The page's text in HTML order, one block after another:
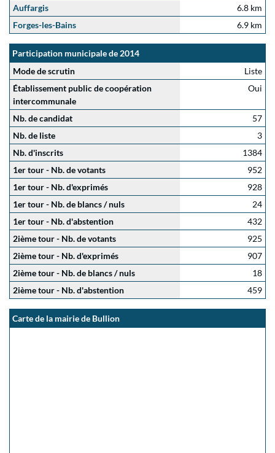
Auffargis
6.8 km
Forges-les-Bains
6.9 km
Participation municipale de 2014
Mode de scrutin
Liste
Établissement public de coopération
intercommunale
Oui
Nb. de candidat
57
Nb. de liste
3
Nb. d'inscrits
1384
1er tour - Nb. de votants
952
1er tour - Nb. d'exprimés
928
1er tour - Nb. de blancs / nuls
24
1er tour - Nb. d'abstention
432
2ième tour - Nb. de votants
925
2ième tour - Nb. d'exprimés
907
2ième tour - Nb. de blancs / nuls
18
2ième tour - Nb. d'abstention
459
Carte de la mairie de Bullion